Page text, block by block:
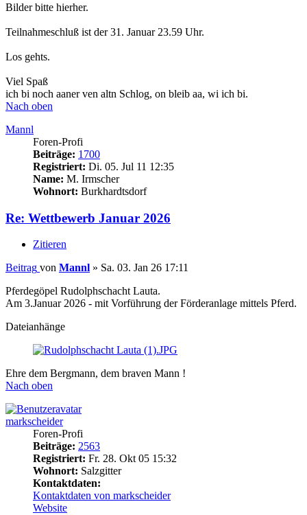
Bilder bitte hierher.
Teilnahmeschluß ist der 31. Januar 23.59 Uhr.
Los gehts.
Viel Spaß
ich bi noch aaner ven altn Schlog, on bleib aa, wi ich bi.
Nach oben
Mannl
Foren-Profi
Beiträge: 1700
Registriert: Di. 05. Jul 11 12:35
Name: M. Irmscher
Wohnort: Burkhardtsdorf
Re: Wettbewerb Januar 2026
Zitieren
Beitrag von Mannl » Sa. 03. Jan 26 17:11
Pferdegöpel Rudolphschacht Lauta.
Am 3.Januar 2026 - mit Vorführung der Förderanlage mittels Pferd.
Dateianhänge
Ehre dem Bergmann, dem braven Mann !
Nach oben
markscheider
Foren-Profi
Beiträge: 2563
Registriert: Fr. 28. Okt 05 15:32
Wohnort: Salzgitter
Kontaktdaten:
Kontaktdaten von markscheider
Website